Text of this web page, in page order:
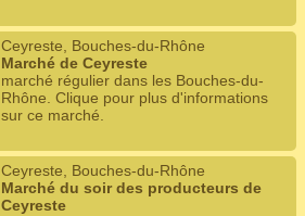
Ceyreste, Bouches-du-Rhône
Marché de Ceyreste
marché régulier dans les Bouches-du-
Rhône. Clique pour plus d'informations
sur ce marché.
Ceyreste, Bouches-du-Rhône
Marché du soir des producteurs de
Ceyreste